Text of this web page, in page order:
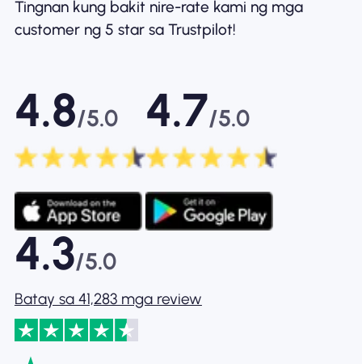
Tingnan kung bakit nire-rate kami ng mga
customer ng 5 star sa Trustpilot!
4.8/5.0 4.7/5.0
4.3/5.0
Batay sa 41,283 mga review